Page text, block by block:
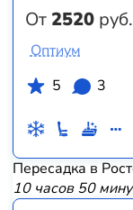
От2520 руб.
Оптиум
5
3
Пересадка в
10 часов 50